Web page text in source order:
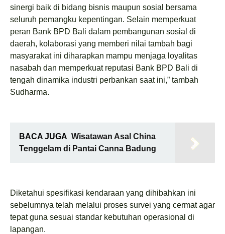
sinergi baik di bidang bisnis maupun sosial bersama
seluruh pemangku kepentingan. Selain memperkuat
peran Bank BPD Bali dalam pembangunan sosial di
daerah, kolaborasi yang memberi nilai tambah bagi
masyarakat ini diharapkan mampu menjaga loyalitas
nasabah dan memperkuat reputasi Bank BPD Bali di
tengah dinamika industri perbankan saat ini,” tambah
Sudharma.
BACA JUGA Wisatawan Asal China
Tenggelam di Pantai Canna Badung
Diketahui spesifikasi kendaraan yang dihibahkan ini
sebelumnya telah melalui proses survei yang cermat agar
tepat guna sesuai standar kebutuhan operasional di
lapangan.